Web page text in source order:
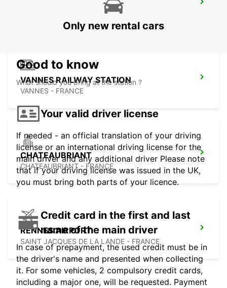
VANNES RAILWAY STATION
VANNES - FRANCE
CHATEAUBRIANT
CHATEAUBRIANT - FRANCE
RENNES AIRPORT
SAINT JACQUES DE LA LANDE - FRANCE
Only new rental cars
Good to know
What should you bring at the station ?
Your valid driver license
If needed - an official translation of your driving
license or an international driving license for the
main driver and any additional driver Please note
that if your driving license was issued in the UK,
you must bring both parts of your licence.
Credit card in the first and last
name of the main driver
In case of prepayment, the used credit must be in
the driver's name and presented when collecting
it. For some vehicles, 2 compulsory credit cards,
including a major one, will be requested. Payment